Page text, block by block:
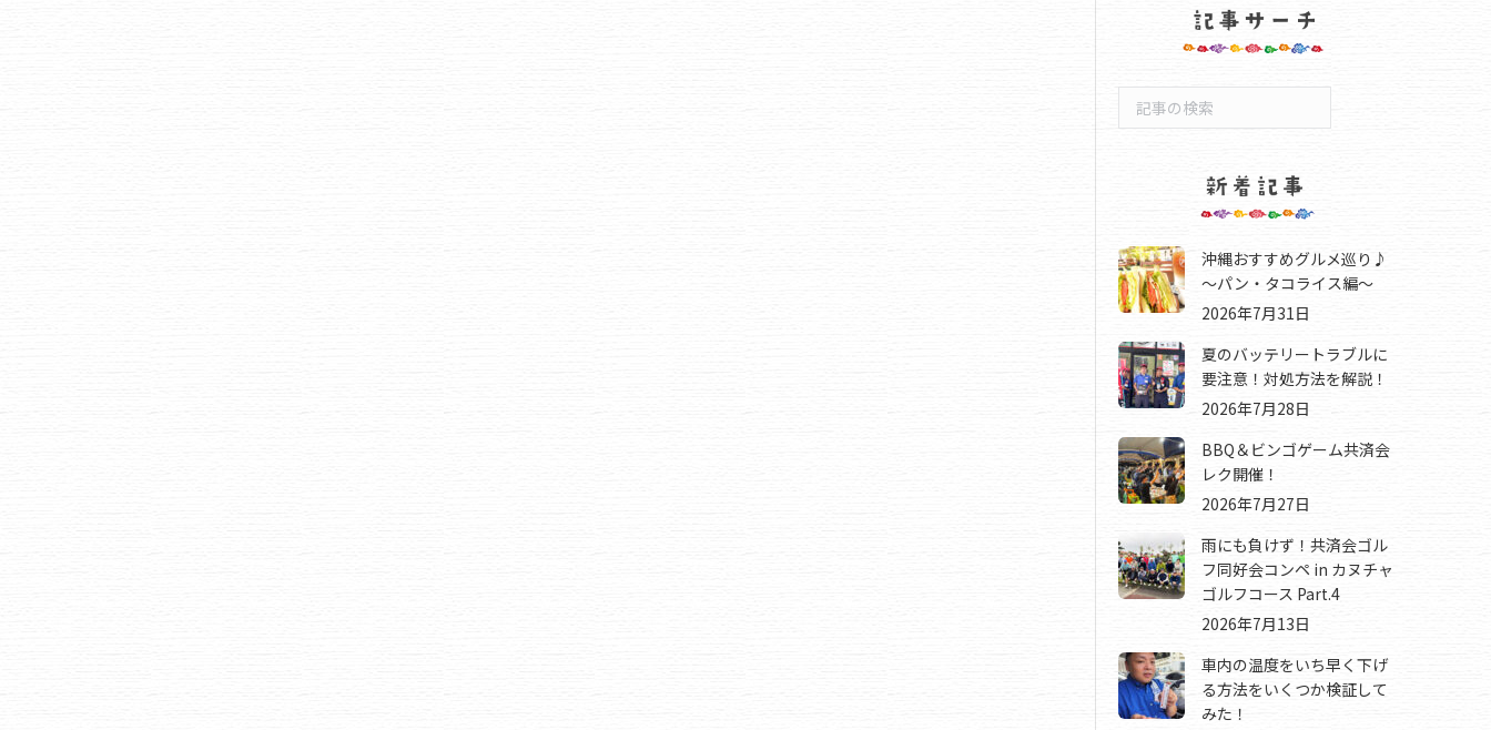
索
沖縄おすすめグルメ巡り♪
～パン・タコライス編～
2026年7月31日
夏のバッテリートラブルに
要注意！対処方法を解説！
2026年7月28日
BBQ＆ビンゴゲーム共済会
レク開催！
2026年7月27日
雨にも負けず！共済会ゴル
フ同好会コンペ in カヌチャ
ゴルフコース Part.4
2026年7月13日
車内の温度をいち早く下げ
る方法をいくつか検証して
みた！